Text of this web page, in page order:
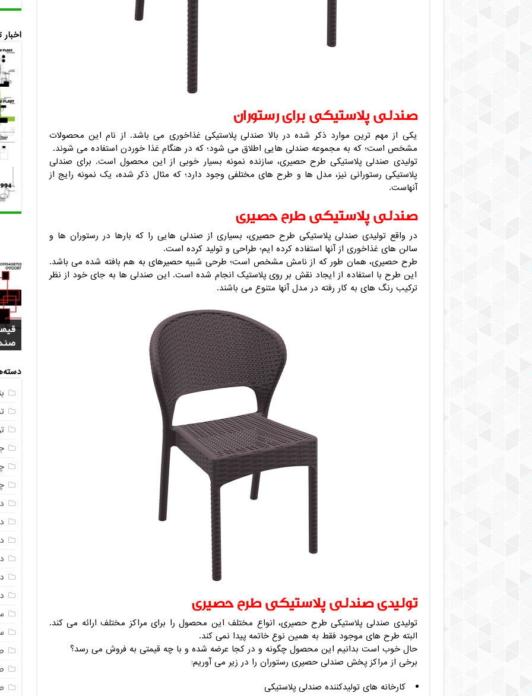
صندلی پلاستیکی برای رستوران
یکی از مهم ترین موارد ذکر شده در بالا صندلی پلاستیکی غذاخوری می باشد. از نام این محصولات
مشخص است؛ که به مجموعه صندلی هایی اطلاق می شود؛ که در هنگام غذا خوردن استفاده می شوند.
تولیدی صندلی پلاستیکی طرح حصیری، سازنده نمونه بسیار خوبی از این محصول است. برای صندلی
پلاستیکی رستورانی نیز، مدل ها و طرح های مختلفی وجود دارد؛ که مثال ذکر شده، یک نمونه رایج از
آنهاست.
صندلی پلاستیکی طرح حصیری
در واقع تولیدی صندلی پلاستیکی طرح حصیری، بسیاری از صندلی هایی را که بارها در رستوران ها و
سالن های غذاخوری از آنها استفاده کرده ایم؛ طراحی و تولید کرده است.
طرح حصیری، همان طور که از نامش مشخص است؛ طرحی شبیه حصیرهای به هم بافته شده می باشد.
این طرح با استفاده از ایجاد نقش بر روی پلاستیک انجام شده است. این صندلی ها به جای خود از نظر
ترکیب رنگ های به کار رفته در مدل آنها متنوع می باشند.
تولیدی صندلی پلاستیکی طرح حصیری
تولیدی صندلی پلاستیکی طرح حصیری، انواع مختلف این محصول را برای مراکز مختلف ارائه می کند.
البته طرح های موجود فقط به همین نوع خاتمه پیدا نمی کند.
حال خوب است بدانیم این محصول چگونه و در کجا عرضه شده و با چه قیمتی به فروش می رسد؟
برخی از مراکز پخش صندلی حصیری رستوران را در زیر می آوریم:
کارخانه های تولیدکننده صندلی پلاستیکی
+